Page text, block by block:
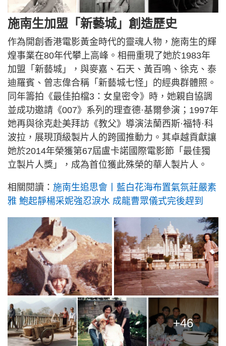
施南生加盟「新藝城」創造歷史
作為開創香港電影黃金時代的靈魂人物，施南生的輝
煌事業在80年代攀上高峰。相冊重現了她於1983年
加盟「新藝城」，與麥嘉、石天、黃百鳴、徐克、泰
迪羅賓、曾志偉合稱「新藝城七怪」的經典群體照。
同年籌拍《最佳拍檔3：女皇密令》時，她親自協調
並成功邀請《007》系列的理查德·基爾參演；1997年
她再與徐克赴美拜訪《教父》導演法蘭西斯·福特·科
波拉，展現頂級製片人的跨國推動力。其卓越貢獻讓
她於2014年榮獲第67屆盧卡諾國際電影節「最佳獨
立製片人獎」，成為首位獲此殊榮的華人製片人。
相關閱讀： 施南生追思會丨藍白花海布置氣氛莊嚴素
雅 鮑起靜楊采妮強忍淚水 成龍曹眾儀式完後趕到
+46